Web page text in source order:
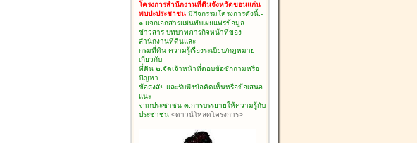
โครงการสำนักงานที่ดินจังหวัดขอนแก่น
พบปะประชาชน มีกิจกรรมโครงการดังนี้.-
๑.แจกเอกสารแผ่นพับเผยแพร่ข้อมูล
ข่าวสาร บทบาทภารกิจหน้าที่ของ
สำนักงานที่ดินและ
กรมที่ดิน ความรู้เรื่องระเบียบ/กฎหมาย
เกี่ยวกับ
ที่ดิน ๒.จัดเจ้าหน้าที่ตอบข้อซักถามหรือ
ปัญหา
ข้อสงสัย และรับฟังข้อคิดเห็นหรือข้อเสนอ
แนะ
จากประชาชน ๓.การบรรยายให้ความรู้กับ
ประชาชน <ดาวน์โหลดโครงการ>